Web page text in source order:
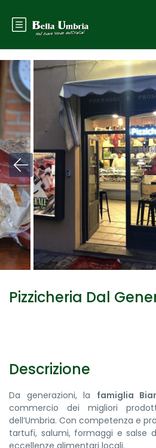
Pizzicheria Dal
Descrizione
Da generazioni, la famiglia
commercio dei migliori
dell’Umbria. Con competenza e
tartufi, salumi, formaggi e salse
eccellenze alimentari locali.